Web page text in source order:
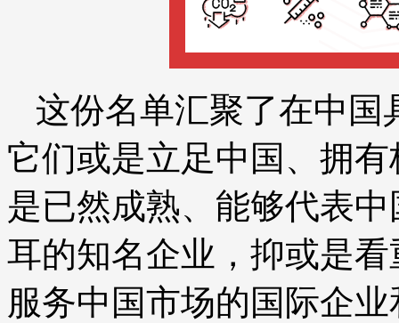
这份名单汇聚了在中国
它们或是立足中国、拥
是已然成熟、能够代表
耳的知名企业，抑或是
服务中国市场的国际企